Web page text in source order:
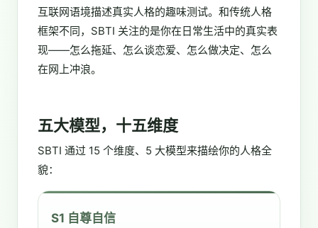
互联网语境描述真实人格的趣味测试。和传统人格
框架不同，SBTI 关注的是你在日常生活中的真实表
现——怎么拖延、怎么谈恋爱、怎么做决定、怎么
在网上冲浪。
五大模型，十五维度
SBTI 通过 15 个维度、5 大模型来描绘你的人格全
貌：
S1 自尊自信